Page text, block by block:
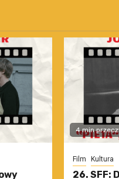
4 min
Film Kultura
26. SFF: